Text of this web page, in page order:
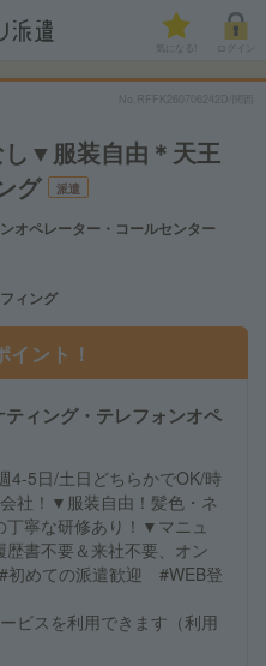
気になる!
No.RFFK260706242D/関西
▼服装自由＊天王
グ
派遣
オペレーター・コールセンター
ィング
イント！
ィング・テレフォンオペ
4-5日/土日どちらかでOK/時
社！▼服装自由！髪色・ネ
寧な研修あり！▼マニュ
書不要＆来社不要、オン
初めての派遣歓迎 #WEB登
ビスを利用できます（利用